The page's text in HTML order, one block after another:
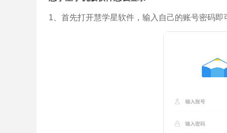
1、首先打开慧学星软件，输入自己的账号密码即